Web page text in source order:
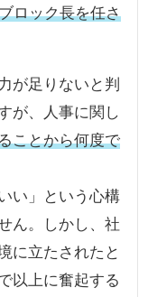
ロック長を任さ
が足りないと判
が、人事に関し
ことから何度で
い」という心構
ん。しかし、社
に立たされたと
以上に奮起する